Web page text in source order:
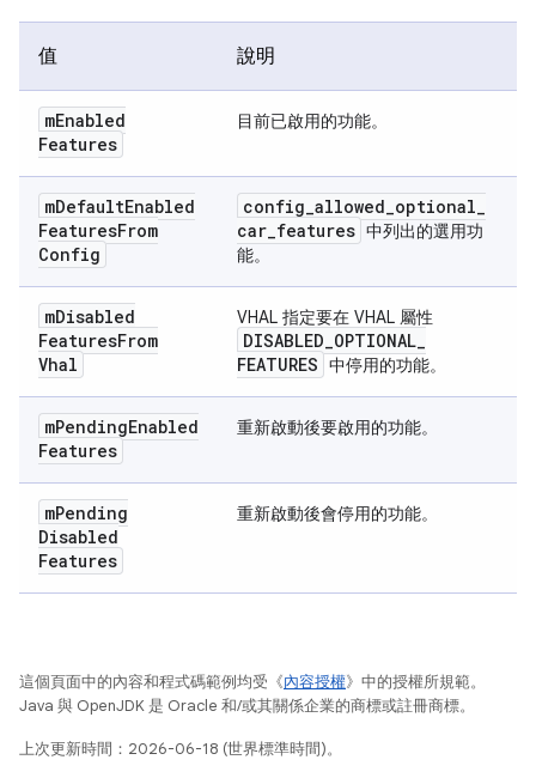
值 說明
mEnabled
Features
目前已啟用的功能。
mDefaultEnabled
FeaturesFrom
Config
config_allowed_optional_
car_features 中列出的選用功
能。
mDisabled
FeaturesFrom
Vhal
VHAL 指定要在 VHAL 屬性
DISABLED_OPTIONAL_
FEATURES 中停用的功能。
mPendingEnabled
Features
重新啟動後要啟用的功能。
mPending
Disabled
Features
重新啟動後會停用的功能。
這個頁面中的內容和程式碼範例均受《內容授權》中的授權所規範。
Java 與 OpenJDK 是 Oracle 和/或其關係企業的商標或註冊商標。
上次更新時間：2026-06-18 (世界標準時間)。